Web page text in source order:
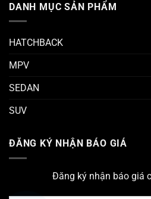
DANH MỤC SẢN PHẨM
HATCHBACK
MPV
SEDAN
SUV
ĐĂNG KÝ NHẬN BÁO GIÁ
Đăng ký nhận báo giá